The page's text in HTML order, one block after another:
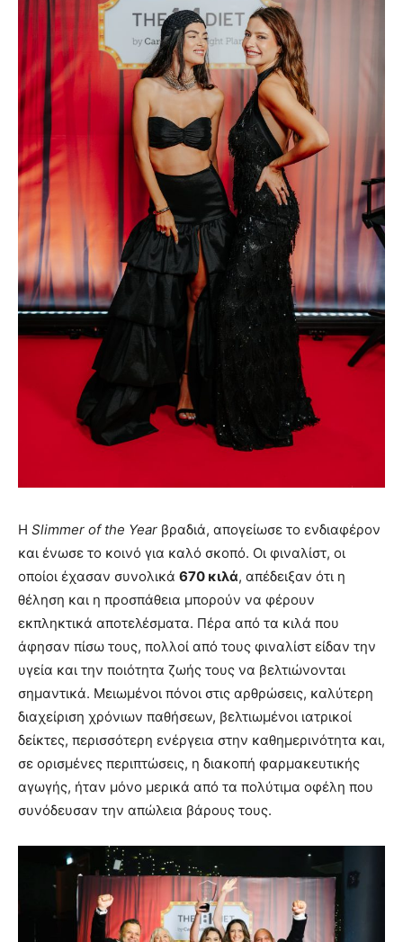
Η Slimmer of the Year βραδιά, απογείωσε το ενδιαφέρον
και ένωσε το κοινό για καλό σκοπό. Οι φιναλίστ, οι
οποίοι έχασαν συνολικά 670 κιλά, απέδειξαν ότι η
θέληση και η προσπάθεια μπορούν να φέρουν
εκπληκτικά αποτελέσματα. Πέρα από τα κιλά που
άφησαν πίσω τους, πολλοί από τους φιναλίστ είδαν την
υγεία και την ποιότητα ζωής τους να βελτιώνονται
σημαντικά. Μειωμένοι πόνοι στις αρθρώσεις, καλύτερη
διαχείριση χρόνιων παθήσεων, βελτιωμένοι ιατρικοί
δείκτες, περισσότερη ενέργεια στην καθημερινότητα και,
σε ορισμένες περιπτώσεις, η διακοπή φαρμακευτικής
αγωγής, ήταν μόνο μερικά από τα πολύτιμα οφέλη που
συνόδευσαν την απώλεια βάρους τους.